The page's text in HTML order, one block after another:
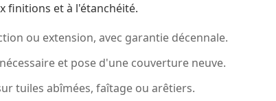
finitions et à l'étanchéité.
ou extension, avec garantie décennale.
et pose d'une couverture neuve.
tuiles abîmées, faîtage ou arêtiers.